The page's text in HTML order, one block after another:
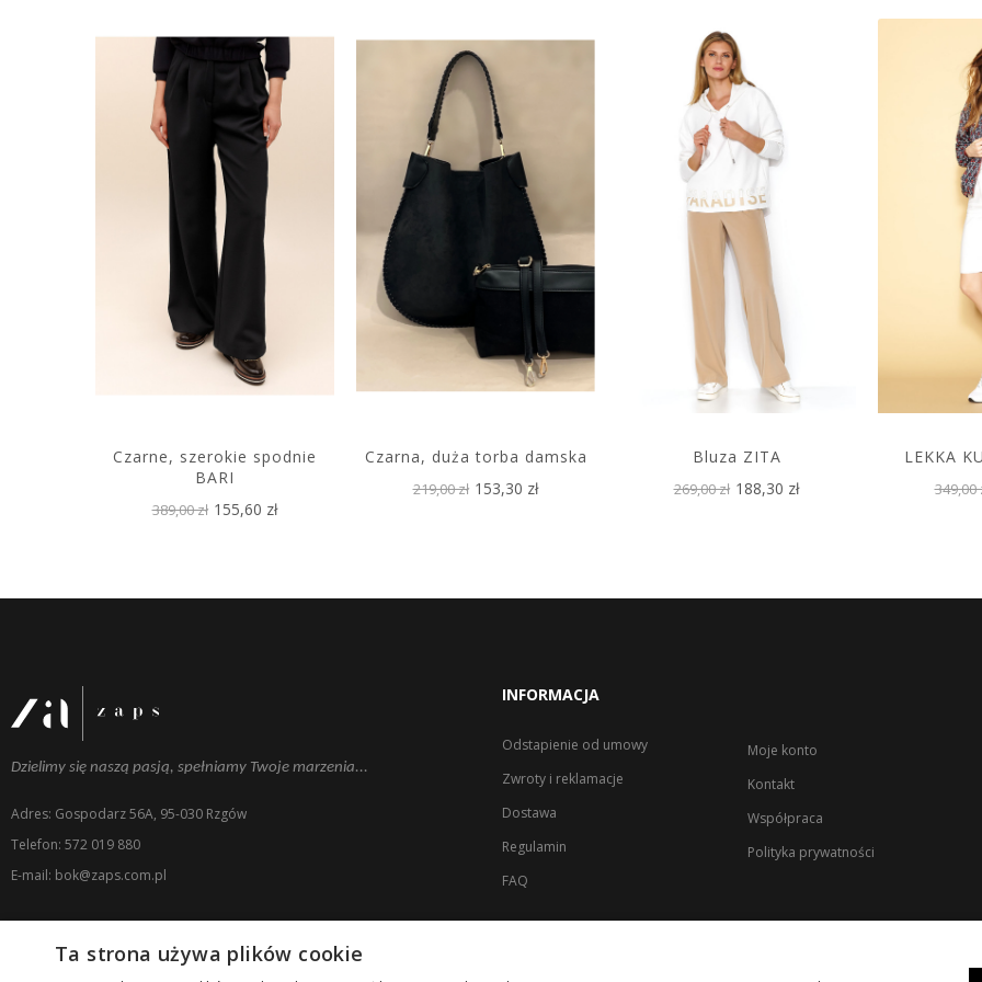
Czarne, szerokie spodnie
BARI
389,00 zł 155,60 zł
Czarna, duża torba damska
219,00 zł 153,30 zł
Bluza ZITA
269,00 zł 188,30 zł
LEKKA
349,00
Dzielimy się naszą pasją, spełniamy Twoje marzenia...
Adres: Gospodarz 56A, 95-030 Rzgów
Telefon: 572 019 880
E-mail: bok@zaps.com.pl
INFORMACJA
Odstapienie od umowy
Zwroty i reklamacje
Dostawa
Regulamin
FAQ
Moje konto
Kontakt
Współpraca
Polityka prywatności
Ta strona używa plików cookie